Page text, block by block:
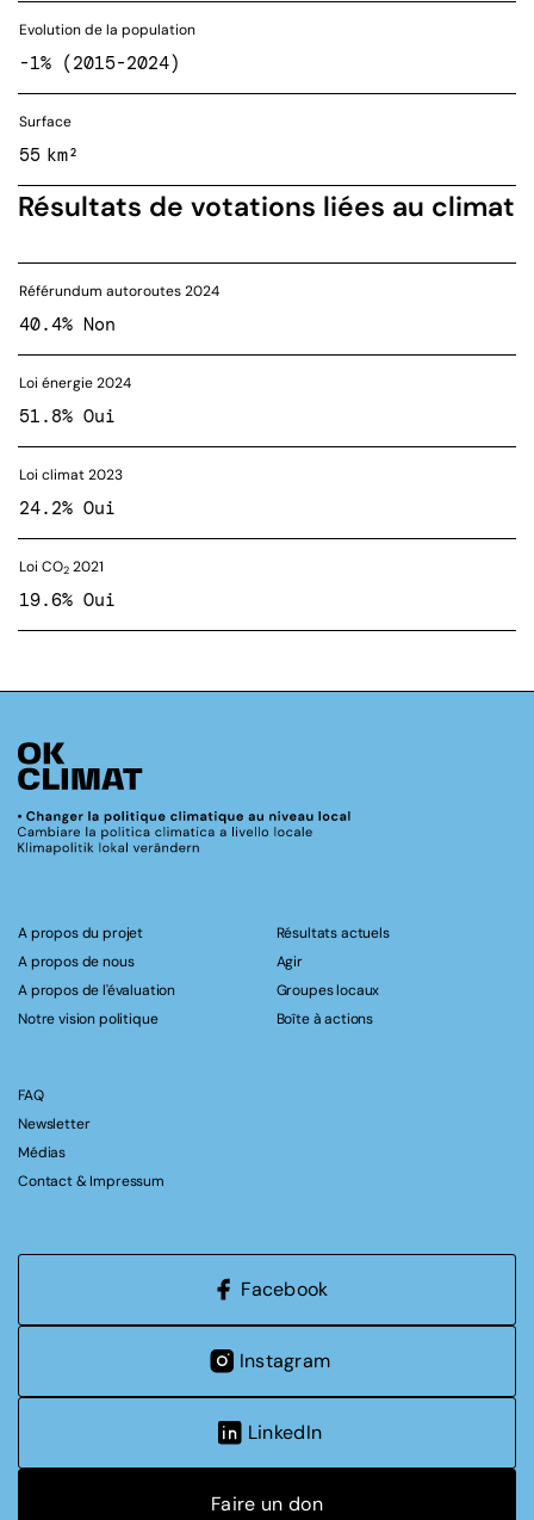
Evolution de la population
-1% (2015-2024)
Surface
55 km²
Résultats de votations liées au climat
Référundum autoroutes 2024
40.4% Non
Loi énergie 2024
51.8% Oui
Loi climat 2023
24.2% Oui
Loi CO2 2021
19.6% Oui
A propos du projet
A propos de nous
A propos de l'évaluation
Notre vision politique
Résultats actuels
Agir
Groupes locaux
Boîte à actions
FAQ
Newsletter
Médias
Contact & Impressum
Facebook
Instagram
LinkedIn
Faire un don